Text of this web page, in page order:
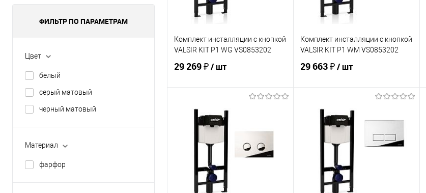
ФИЛЬТР ПО ПАРАМЕТРАМ
Цвет
белый
серый матовый
черный матовый
Материал
фарфор
Комплект инсталляции с кнопкой
VALSIR KIT P1 WG VS0853202
29 269 ₽/ шт
В корзину
В наличии
Комплект инсталляции с кнопкой
VALSIR KIT P1 WM VS0853202
29 663 ₽/ шт
В корзину
Сравнение